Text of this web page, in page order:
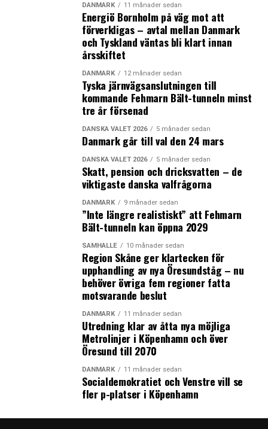
något klart besked om nedläggningen i Bjuv innebär att
deras skånska kontraktsodlare måste sluta odla ärtor
eller om något annat företag tar över infrysningen av
ärtor och blir underleverantör. Findus ärtor är en stor
svensk exportprodukt och med bland
Livsmedelsföretagens lista över de tio största
exportsuccérna inom livsmedelsområdet. Hälften av
ärtskörden eller motsvarande 17 miljoner kilo
exporteras enligt Findus till Italien.
Det var i Bjuv som Findus grundades 1941. Då köpte
konfektyrföretaget Marabou den lilla skånska Fruktvin
& Likörfabriken i Bjuv som döptes om till Findus och
som är en förkortning av fruktindustri. Det var Findus
som introducerade djupfrysta livsmedel i Sverige på
1940-talet. 1962 köpte schweiziska Nestlé Findus som år
2000 köptes av Wallensbergssfärens riskapitalbolag
EQT för att år 2006 säljas till investmentbolaget
Capvest som bildar nya bolaget Foodvest med Findus
och brittiska Young´s. Två år tidigare hade Findus
huvudkontor flyttats från Bjuv till Malmö.
Ägarkarusellen fortsatte 2008 då Foodvest såldes till
brittiska Lion Capital och Findus huvudkontor flyttade
tillbaka till Bjuv. Och förra året köpte Nomad Foods
Findus av Lion Capital, Highbridge Capital och JP
Morgan Chase för att därefter köpa frysmatjätten Iglo
Group. (News Øresund)
DANMARK 11 månader sedan
Energiö Bornholm på väg mot att
förverkligas – avtal mellan Danmark
och Tyskland väntas bli klart innan
årsskiftet
DANMARK 12 månader sedan
Tyska järnvägsanslutningen till
kommande Fehmarn Bält-tunneln minst
tre år försenad
DANSKA VALET 2026 5 månader sedan
Danmark går till val den 24 mars
DANSKA VALET 2026 5 månader sedan
Skatt, pension och dricksvatten – de
viktigaste danska valfrågorna
DANMARK 9 månader sedan
”Inte längre realistiskt” att Fehmarn
Bält-tunneln kan öppna 2029
SAMHÄLLE 10 månader sedan
Region Skåne ger klartecken för
upphandling av nya Öresundståg – nu
behöver övriga fem regioner fatta
motsvarande beslut
DANMARK 11 månader sedan
Utredning klar av åtta nya möjliga
Metrolinjer i Köpenhamn och över
Öresund till 2070
DANMARK 11 månader sedan
Socialdemokratiet och Venstre vill se
fler p-platser i Köpenhamn